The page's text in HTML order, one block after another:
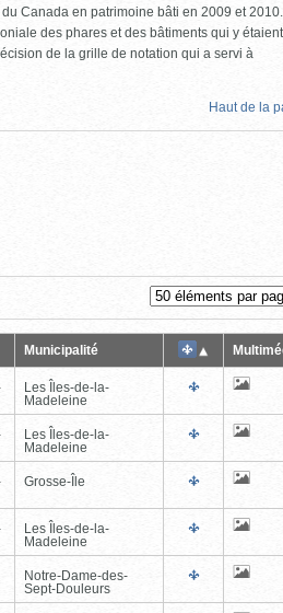
Canada en patrimoine bâti en 2009 et 2010.
des phares et des bâtiments qui y étaient
de la grille de notation qui a servi à
Haut de la
Municipalité
Les Îles-de-la-
Madeleine
Les Îles-de-la-
Madeleine
Grosse-Île
Les Îles-de-la-
Madeleine
Notre-Dame-des-
Sept-Douleurs